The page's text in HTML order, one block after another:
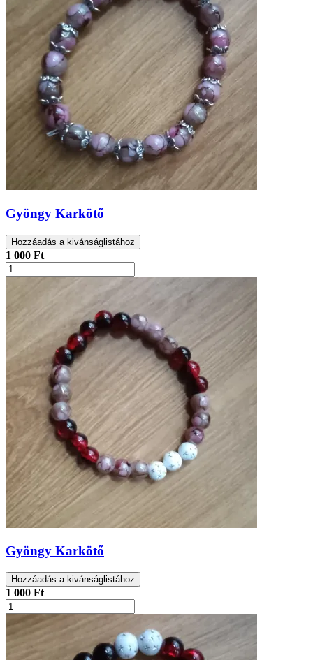
Gyöngy Karkötő
Hozzáadás a kivánságlistához
1 000 Ft
Gyöngy Karkötő
Hozzáadás a kivánságlistához
1 000 Ft